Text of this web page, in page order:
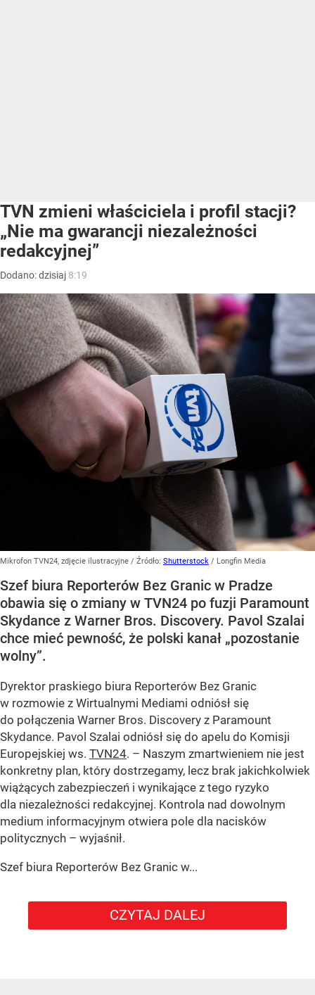
TVN zmieni właściciela i profil stacji?
„Nie ma gwarancji niezależności
redakcyjnej”
Dodano:dzisiaj 8:19
Mikrofon TVN24, zdjęcie ilustracyjne / Źródło: Shutterstock / Longfin Media
Szef biura Reporterów Bez Granic w Pradze
obawia się o zmiany w TVN24 po fuzji Paramount
Skydance z Warner Bros. Discovery. Pavol Szalai
chce mieć pewność, że polski kanał „pozostanie
wolny”.
Dyrektor praskiego biura Reporterów Bez Granic
w rozmowie z Wirtualnymi Mediami odniósł się
do połączenia Warner Bros. Discovery z Paramount
Skydance. Pavol Szalai odniósł się do apelu do Komisji
Europejskiej ws. TVN24. – Naszym zmartwieniem nie jest
konkretny plan, który dostrzegamy, lecz brak jakichkolwiek
wiążących zabezpieczeń i wynikające z tego ryzyko
dla niezależności redakcyjnej. Kontrola nad dowolnym
medium informacyjnym otwiera pole dla nacisków
politycznych – wyjaśnił.
Szef biura Reporterów Bez Granic w...
CZYTAJ DALEJ